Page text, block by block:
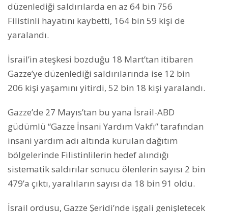
düzenlediği saldırılarda en az 64 bin 756
Filistinli hayatını kaybetti, 164 bin 59 kişi de
yaralandı.
İsrail’in ateşkesi bozduğu 18 Mart’tan itibaren
Gazze’ye düzenlediği saldırılarında ise 12 bin
206 kişi yaşamını yitirdi, 52 bin 18 kişi yaralandı.
Gazze’de 27 Mayıs’tan bu yana İsrail-ABD
güdümlü “Gazze İnsani Yardım Vakfı” tarafından
insani yardım adı altında kurulan dağıtım
bölgelerinde Filistinlilerin hedef alındığı
sistematik saldırılar sonucu ölenlerin sayısı 2 bin
479’a çıktı, yaralıların sayısı da 18 bin 91 oldu.
İsrail ordusu, Gazze Şeridi’nde işgali genişletecek